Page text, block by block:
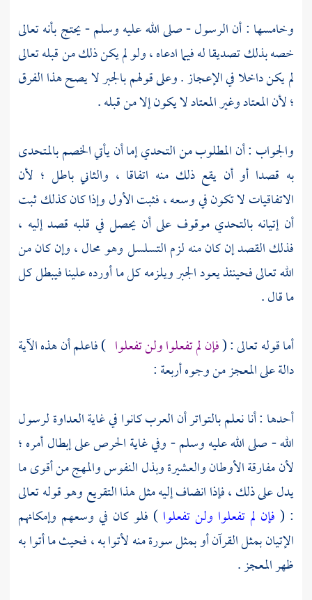
وخامسها : أن الرسول - صلى الله عليه وسلم - يحتج بأنه تعالى
خصه بذلك تصديقا له فيما ادعاه ، ولو لم يكن ذلك من قبله تعالى
لم يكن داخلا في الإعجاز . وعلى قولهم بالجبر لا يصح هذا الفرق
؛ لأن المعتاد وغير المعتاد لا يكون إلا من قبله .
والجواب : أن المطلوب من التحدي إما أن يأتي الخصم بالمتحدى
به قصدا أو أن يقع ذلك منه اتفاقا ، والثاني باطل ؛ لأن
الاتفاقيات لا تكون في وسعه ، فثبت الأول وإذا كان كذلك ثبت
أن إتيانه بالتحدي موقوف على أن يحصل في قلبه قصد إليه ،
فذلك القصد إن كان منه لزم التسلسل وهو محال ، وإن كان من
الله تعالى فحينئذ يعود الجبر ويلزمه كل ما أورده علينا فيبطل كل
ما قال .
أما قوله تعالى : (فإن لم تفعلوا ولن تفعلوا ) فاعلم أن هذه الآية
دالة على المعجز من وجوه أربعة :
أحدها : أنا نعلم بالتواتر أن العرب كانوا في غاية العداوة لرسول
الله - صلى الله عليه وسلم - وفي غاية الحرص على إبطال أمره ؛
لأن مفارقة الأوطان والعشيرة وبذل النفوس والمهج من أقوى ما
يدل على ذلك ، فإذا انضاف إليه مثل هذا التقريع وهو قوله تعالى
: ( فإن لم تفعلوا ولن تفعلوا ) فلو كان في وسعهم وإمكانهم
الإتيان بمثل القرآن أو بمثل سورة منه لأتوا به ، فحيث ما أتوا به
ظهر المعجز .